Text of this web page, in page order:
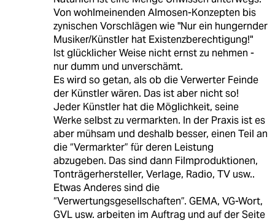
Von wohlmeinenden Almosen-Konzepten bis
zynischen Vorschlägen wie "Nur ein hungernder
Musiker/Künstler hat Existenzberechtigung!"
Ist glücklicher Weise nicht ernst zu nehmen -
nur dumm und unverschämt.
Es wird so getan, als ob die Verwerter Feinde
der Künstler wären. Das ist aber nicht so!
Jeder Künstler hat die Möglichkeit, seine
Werke selbst zu vermarkten. In der Praxis ist es
aber mühsam und deshalb besser, einen Teil an
die “Vermarkter” für deren Leistung
abzugeben. Das sind dann Filmproduktionen,
Tonträgerhersteller, Verlage, Radio, TV usw..
Etwas Anderes sind die
“Verwertungsgesellschaften”. GEMA, VG-Wort,
GVL usw. arbeiten im Auftrag und auf der Seite